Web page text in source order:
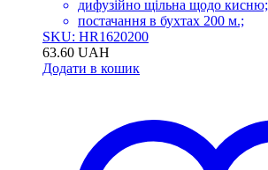
дифузійно щільна щодо кисню;
постачання в бухтах 200 м.;
SKU: HR1620200
63.60 UAH
Додати в кошик